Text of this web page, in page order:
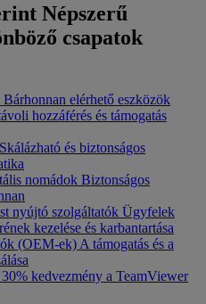
Népszerű
csapatok
Bárhonnan elérhető eszközök
hozzáférés és támogatás
Skálázható és biztonságos
nomádok Biztonságos
nyújtó szolgáltatók Ügyfelek
kezelése és karbantartása
(OEM-ek) A támogatás és a
30% kedvezmény a TeamViewer